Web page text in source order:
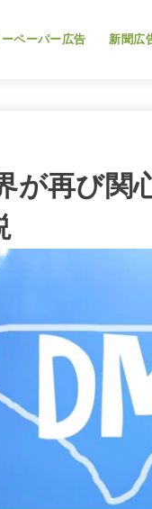
ペーパー広告 新聞広
が再び関